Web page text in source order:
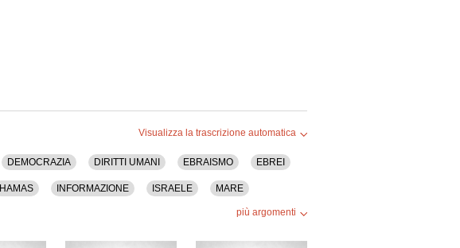
Visualizza la trascrizione automatica
DEMOCRAZIA DIRITTI UMANI EBRAISMO EBREI
HAMAS INFORMAZIONE ISRAELE MARE
STORIApiù argomenti